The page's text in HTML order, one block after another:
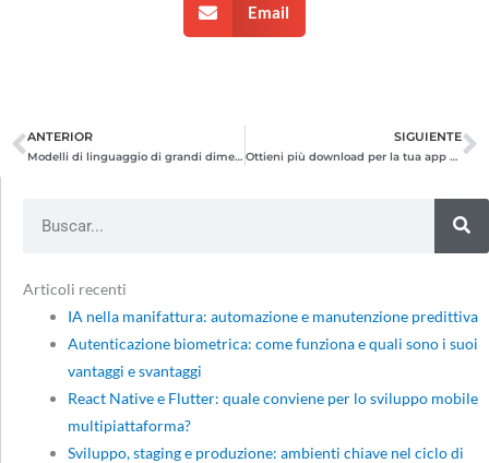
Email
Prev
ANTERIOR
Modelli di linguaggio di grandi dimensioni (LLM): definizione, funzionamento e utilizzi
SIGUIENTE
Ottieni più download per la tua app mobile: trucchi per superare la concorrenza
Articoli recenti
IA nella manifattura: automazione e manutenzione predittiva
Autenticazione biometrica: come funziona e quali sono i suoi
vantaggi e svantaggi
React Native e Flutter: quale conviene per lo sviluppo mobile
multipiattaforma?
Sviluppo, staging e produzione: ambienti chiave nel ciclo di